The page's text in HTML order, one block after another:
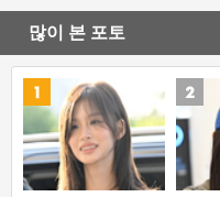
많이 본 포토